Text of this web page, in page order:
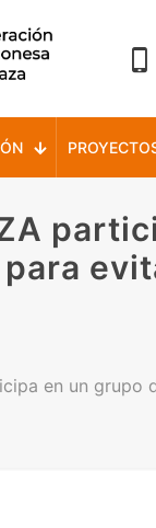
para
en un grupo